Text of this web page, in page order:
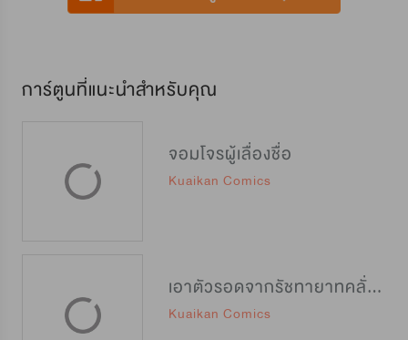
การ์ตูนที่แนะนำสำหรับคุณ
จอมโจรผู้เลื่องชื่อ
Kuaikan Comics
เอาตัวรอดจากรัชทายาทคลั่งรัก
Kuaikan Comics